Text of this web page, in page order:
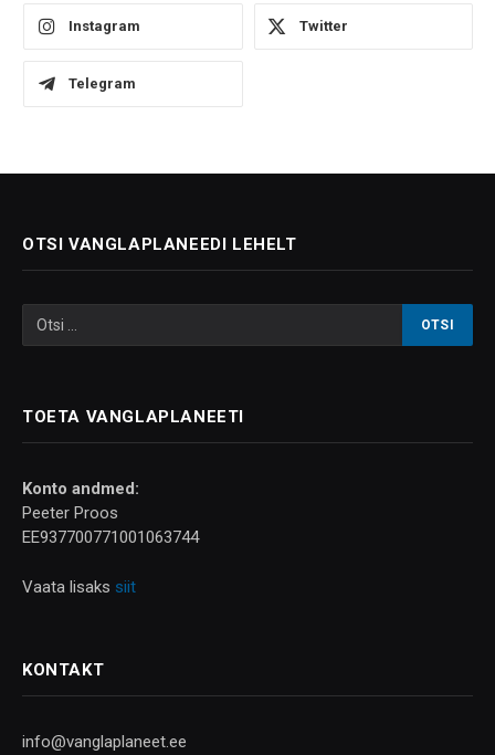
Instagram Twitter
Telegram
OTSI VANGLAPLANEEDI LEHELT
TOETA VANGLAPLANEETI
Konto andmed:
Peeter Proos
EE937700771001063744
Vaata lisaks siit
KONTAKT
info@vanglaplaneet.ee